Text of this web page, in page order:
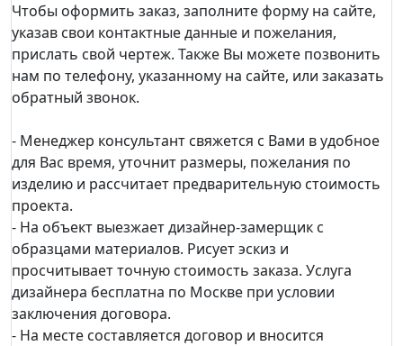
Чтобы оформить заказ, заполните форму на сайте,
указав свои контактные данные и пожелания,
прислать свой чертеж. Также Вы можете позвонить
нам по телефону, указанному на сайте, или заказать
обратный звонок.
- Менеджер консультант свяжется с Вами в удобное
для Вас время, уточнит размеры, пожелания по
изделию и рассчитает предварительную стоимость
проекта.
- На объект выезжает дизайнер-замерщик с
образцами материалов. Рисует эскиз и
просчитывает точную стоимость заказа. Услуга
дизайнера бесплатна по Москве при условии
заключения договора.
- На месте составляется договор и вносится